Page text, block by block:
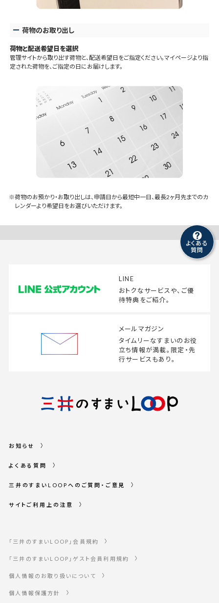
荷物のお取り出し
荷物と配送希望日を選択
管理サイトから取り出す荷物と、配送希望日をご指定ください。マイページより指
定された荷物を、ご指定の日にお届けします。
荷物のお預かり・お取り出しは、申請日から最短中一日、最長2ヶ月先までのカ
レンダーより希望日をお選びいただけます。
お知らせ
よくある質問
三井のすまいLOOPへのご質問・ご意見
サイトご利用上の注意
「三井のすまいLOOP」会員規約
「三井のすまいLOOP」ゲスト会員利用規約
個人情報のお取り扱いについて
個人情報保護方針
LINE
おトクなサービスや、 ご優
待特典をご紹介。
メールマガジン
タイムリーなすまいの お役
立ち情報が満載。 限定・先
行サービスもあり。
よくある
質問